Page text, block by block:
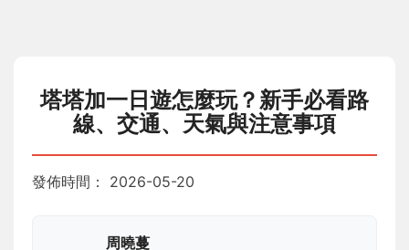
塔塔加一日遊怎麼玩？新手必看路
線、交通、天氣與注意事項
發佈時間： 2026-05-20
周曉蔓